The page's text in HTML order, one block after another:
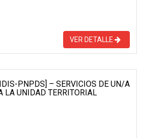
VER DETALLE
PNPDS] – SERVICIOS DE UN/A
LA UNIDAD TERRITORIAL